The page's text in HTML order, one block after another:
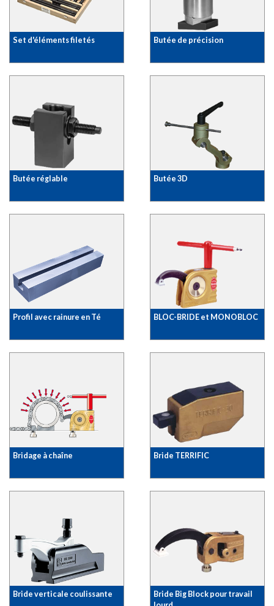
Set d'éléments filetés Butée de précision
Butée réglable Butée 3D
Profil avec rainure en Té BLOC-BRIDE et MONOBLOC
Bridage à chaîne Bride TERRIFIC
Bride verticale coulissante
Bride Big Block pour travail